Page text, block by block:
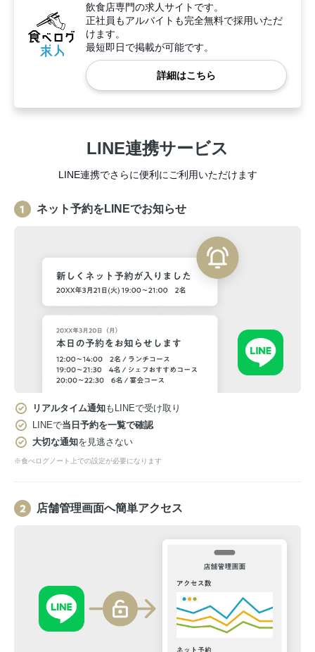
飲食店専門の求人サイトです。
正社員もアルバイトも完全無料で採用いただ
けます。
最短即日で掲載が可能です。
詳細はこちら
LINE連携サービス
LINE連携でさらに便利にご利用いただけます
ネット予約をLINEでお知らせ
リアルタイム通知もLINEで受け取り
LINEで当日予約を一覧で確認
大切な通知を見逃さない
※食べログノート上での設定が必要になります
店舗管理画面へ簡単アクセス